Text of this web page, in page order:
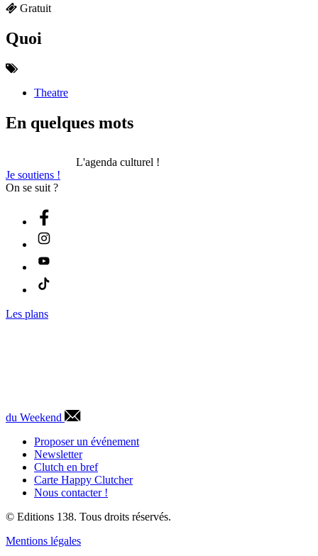
Gratuit
Quoi
Theatre
En quelques mots
L'agenda culturel !
Je soutiens !
On se suit ?
Les plans
du Weekend
Proposer un événement
Newsletter
Clutch en bref
Carte Happy Clutcher
Nous contacter !
© Editions 138. Tous droits réservés.
Mentions légales